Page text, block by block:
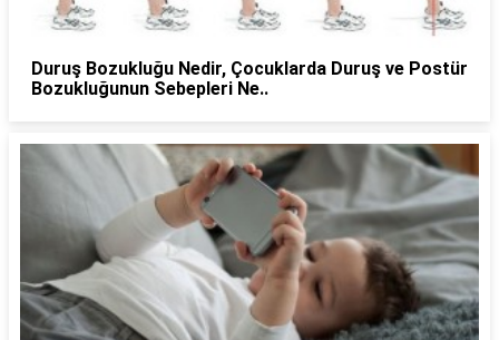
Duruş Bozukluğu Nedir, Çocuklarda Duruş ve Postür
Bozukluğunun Sebepleri Ne..